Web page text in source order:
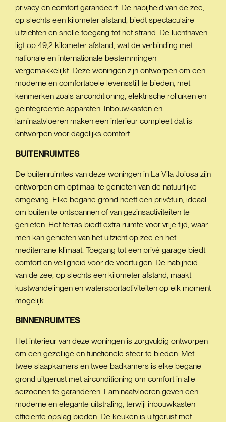
privacy en comfort garandeert. De nabijheid van de zee,
op slechts een kilometer afstand, biedt spectaculaire
uitzichten en snelle toegang tot het strand. De luchthaven
ligt op 49,2 kilometer afstand, wat de verbinding met
nationale en internationale bestemmingen
vergemakkelijkt. Deze woningen zijn ontworpen om een
moderne en comfortabele levensstijl te bieden, met
kenmerken zoals airconditioning, elektrische rolluiken en
geïntegreerde apparaten. Inbouwkasten en
laminaatvloeren maken een interieur compleet dat is
ontworpen voor dagelijks comfort.
BUITENRUIMTES
De buitenruimtes van deze woningen in La Vila Joiosa zijn
ontworpen om optimaal te genieten van de natuurlijke
omgeving. Elke begane grond heeft een privétuin, ideaal
om buiten te ontspannen of van gezinsactiviteiten te
genieten. Het terras biedt extra ruimte voor vrije tijd, waar
men kan genieten van het uitzicht op zee en het
mediterrane klimaat. Toegang tot een privé garage biedt
comfort en veiligheid voor de voertuigen. De nabijheid
van de zee, op slechts een kilometer afstand, maakt
kustwandelingen en watersportactiviteiten op elk moment
mogelijk.
BINNENRUIMTES
Het interieur van deze woningen is zorgvuldig ontworpen
om een gezellige en functionele sfeer te bieden. Met
twee slaapkamers en twee badkamers is elke begane
grond uitgerust met airconditioning om comfort in alle
seizoenen te garanderen. Laminaatvloeren geven een
moderne en elegante uitstraling, terwijl inbouwkasten
efficiënte opslag bieden. De keuken is uitgerust met